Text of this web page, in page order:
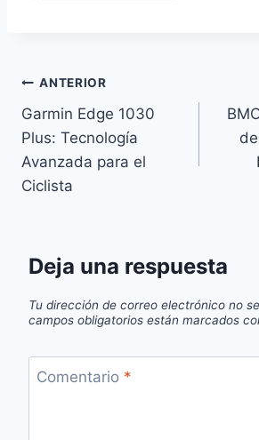
Navegación
de
entradas
ANTERIOR
Garmin Edge 1030
Plus: Tecnología
Avanzada para el
Ciclista
Deja una respuesta
Tu dirección de correo electrónico no
campos obligatorios están marcados
Comentario *